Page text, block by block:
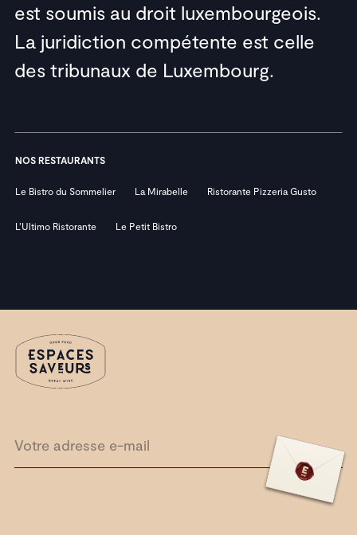
est soumis au droit luxembourgeois.
La juridiction compétente est celle
des tribunaux de Luxembourg.
NOS RESTAURANTS
Le Bistro du Sommelier La Mirabelle Ristorante Pizzeria Gusto
L’Ultimo Ristorante Le Petit Bistro